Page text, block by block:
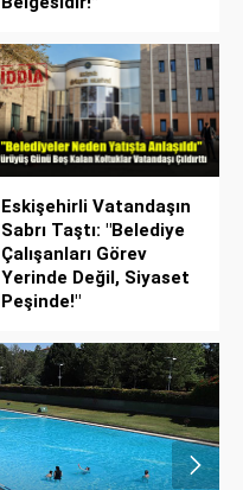
Eskişehirli Vatandaşın
Sabrı Taştı: "Belediye
Çalışanları Görev
Yerinde Değil, Siyaset
Peşinde!"